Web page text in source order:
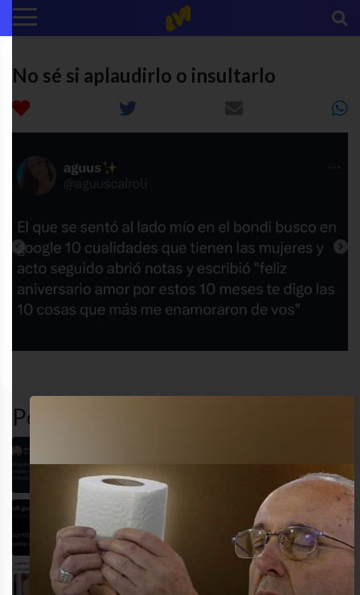
No sé si aplaudirlo o insultarlo
Popular en LVI
Bienvenida al siglo XX
Venga drama
Linda forma de arrancar